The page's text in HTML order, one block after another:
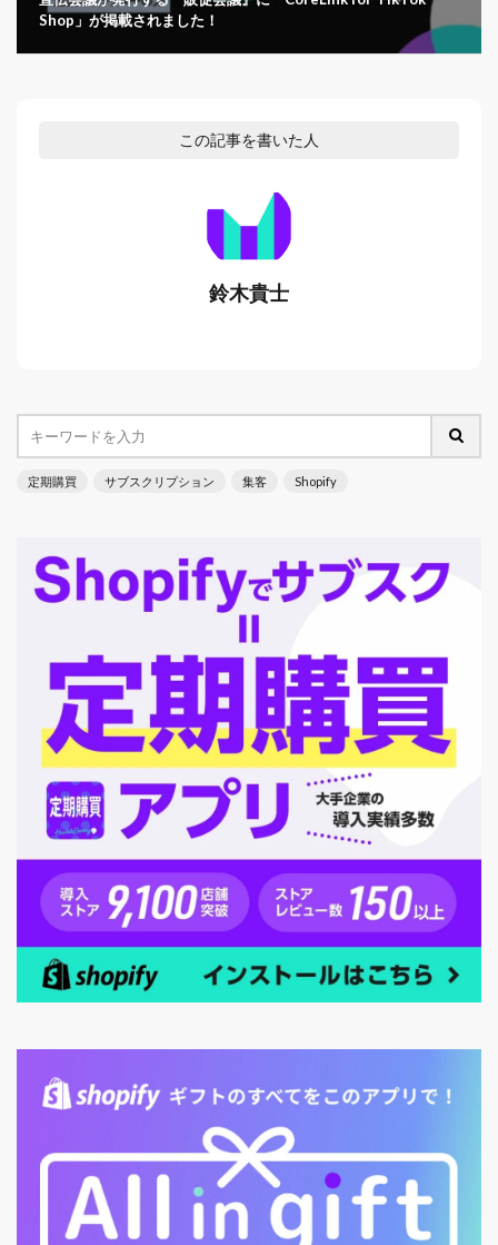
Shop」が掲載されました！
この記事を書いた人
鈴木貴士
定期購買 サブスクリプション 集客 Shopify